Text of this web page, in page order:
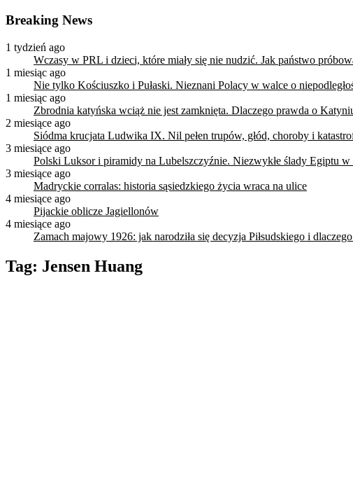
Breaking News
1 tydzień ago
Wczasy w PRL i dzieci, które miały się nie nudzić. Jak państwo
1 miesiąc ago
Nie tylko Kościuszko i Pułaski. Nieznani Polacy w walce o
1 miesiąc ago
Zbrodnia katyńska wciąż nie jest zamknięta. Dlaczego prawda o
2 miesiące ago
Siódma krucjata Ludwika IX. Nil pełen trupów, głód, choroby i
3 miesiące ago
Polski Luksor i piramidy na Lubelszczyźnie. Niezwykłe ślady Egiptu w
3 miesiące ago
Madryckie corralas: historia sąsiedzkiego życia wraca na ulice
4 miesiące ago
Pijackie oblicze Jagiellonów
4 miesiące ago
Zamach majowy 1926: jak narodziła się decyzja Piłsudskiego i
Tag: Jensen Huang